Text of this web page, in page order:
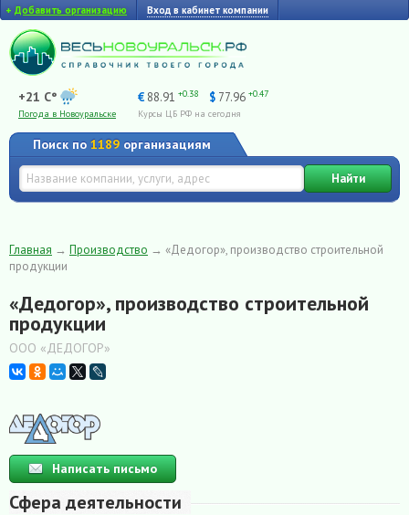
+ Добавить организацию Вход в кабинет компании
+21 C°
Погода в Новоуральске
€ 88.91 +0.38 $ 77.96 +0.47
Курсы ЦБ РФ на сегодня
Поиск по 1189 организациям
Найти
Главная → Производство → «Дедогор», производство строительной
продукции
«Дедогор», производство строительной
продукции
ООО «ДЕДОГОР»
Написать письмо
Сфера деятельности